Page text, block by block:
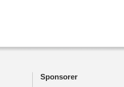
Sponsorer